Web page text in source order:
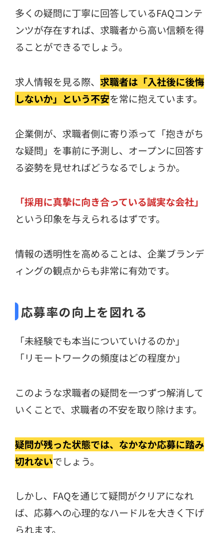
多くの疑問に丁寧に回答しているFAQコンテ
ンツが存在すれば、求職者から高い信頼を得
ることができるでしょう。
求人情報を見る際、 求職者は「入社後に後悔
しないか」という不安を常に抱えています。
企業側が、求職者側に寄り添って「抱きがち
な疑問」を事前に予測し、オープンに回答す
る姿勢を見せればどうなるでしょうか。
「採用に真摯に向き合っている誠実な会社」
という印象を与えられるはずです。
情報の透明性を高めることは、企業ブランデ
ィングの観点からも非常に有効です。
応募率の向上を図れる
「未経験でも本当についていけるのか」
「リモートワークの頻度はどの程度か」
このような求職者の疑問を一つずつ解消して
いくことで、求職者の不安を取り除けます。
疑問が残った状態では、なかなか応募に踏み
切れないでしょう。
しかし、FAQを通じて疑問がクリアになれ
ば、応募への心理的なハードルを大きく下げ
られます。